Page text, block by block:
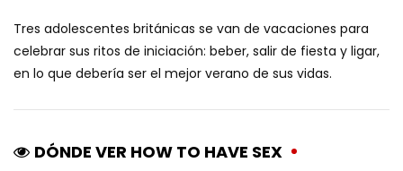
Tres adolescentes británicas se van de vacaciones para
celebrar sus ritos de iniciación: beber, salir de fiesta y ligar,
en lo que debería ser el mejor verano de sus vidas.
DÓNDE VER HOW TO HAVE SEX